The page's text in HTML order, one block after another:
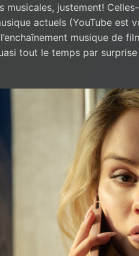
musicales, justement!
actuels (YouTube est
musique de
tout le temps par